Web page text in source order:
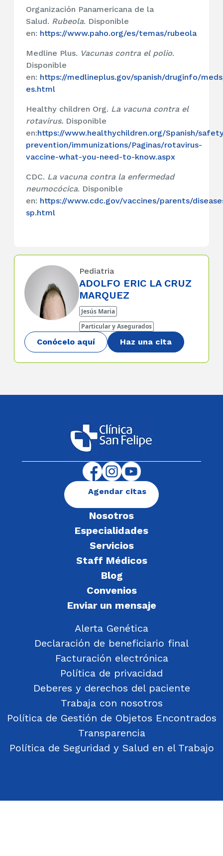
Organización Panamericana de la
Salud. Rubeola. Disponible
en: https://www.paho.org/es/temas/rubeola
Medline Plus. Vacunas contra el polio.
Disponible
en: https://medlineplus.gov/spanish/druginfo/
es.html
Healthy children Org. La vacuna contra el
rotavirus. Disponible
en:https://www.healthychildren.org/Spanish/
prevention/immunizations/Paginas/rotavirus-
vaccine-what-you-need-to-know.aspx
CDC. La vacuna contra la enfermedad
neumocócica. Disponible
en: https://www.cdc.gov/vaccines/parents/
sp.html
Pediatria
ADOLFO ERIC LA CRUZ
MARQUEZ
Jesús Maria
Particular y Asegurados
Conócelo aquí Haz una cita
Nosotros
Especialidades
Servicios
Staff Médicos
Blog
Convenios
Enviar un mensaje
Alerta Genética
Declaración de beneficiario final
Facturación electrónica
Política de privacidad
Deberes y derechos del paciente
Trabaja con nosotros
Política de Gestión de Objetos Encontrados
Transparencia
Política de Seguridad y Salud en el Trabajo
Agendar citas